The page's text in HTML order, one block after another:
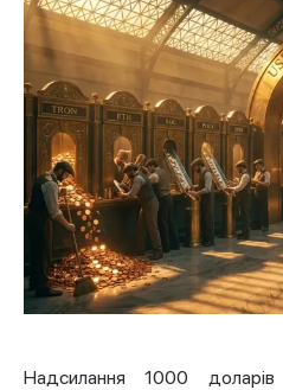
Надсилання 1000